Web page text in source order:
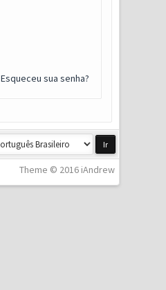
Esqueceu sua senha?
Theme © 2016 iAndrew